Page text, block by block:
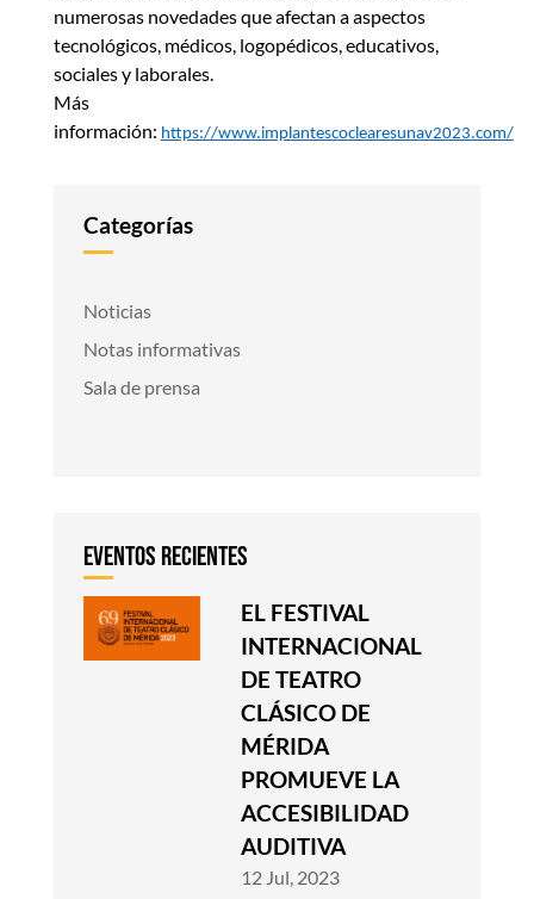
numerosas novedades que afectan a aspectos
tecnológicos, médicos, logopédicos, educativos,
sociales y laborales.
Más
información: https://www.implantescoclearesunav2023.com/
Categorías
Noticias
Notas informativas
Sala de prensa
EL FESTIVAL
INTERNACIONAL
DE TEATRO
CLÁSICO DE
MÉRIDA
PROMUEVE LA
ACCESIBILIDAD
AUDITIVA
12 Jul, 2023